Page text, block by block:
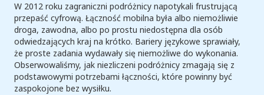
W 2012 roku zagraniczni podróżnicy napotykali frustrującą
przepaść cyfrową. Łączność mobilna była albo niemożliwie
droga, zawodna, albo po prostu niedostępna dla osób
odwiedzających kraj na krótko. Bariery językowe sprawiały,
że proste zadania wydawały się niemożliwe do wykonania.
Obserwowaliśmy, jak niezliczeni podróżnicy zmagają się z
podstawowymi potrzebami łączności, które powinny być
zaspokojone bez wysiłku.